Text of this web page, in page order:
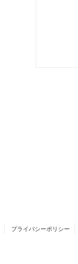
プライバシーポリシー